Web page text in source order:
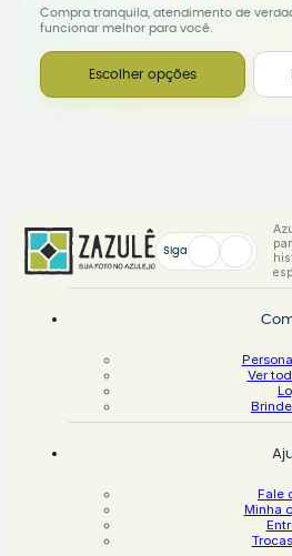
Compra tranquila, atendimento de
funcionar melhor para você.
Escolher opções
Siga
Ver
Fale
Minha